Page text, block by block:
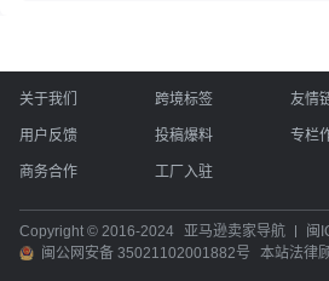
关于我们 跨境标签 友情
用户反馈 投稿爆料 专栏
商务合作 工厂入驻
Copyright © 2016-2024 亚马逊卖家导航
闽
闽公网安备 35021102001882号
本站法律